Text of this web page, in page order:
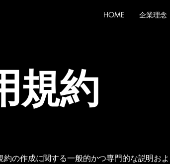
HOME 企業理念
規約
の作成に関する一般的かつ専門的な説明およ